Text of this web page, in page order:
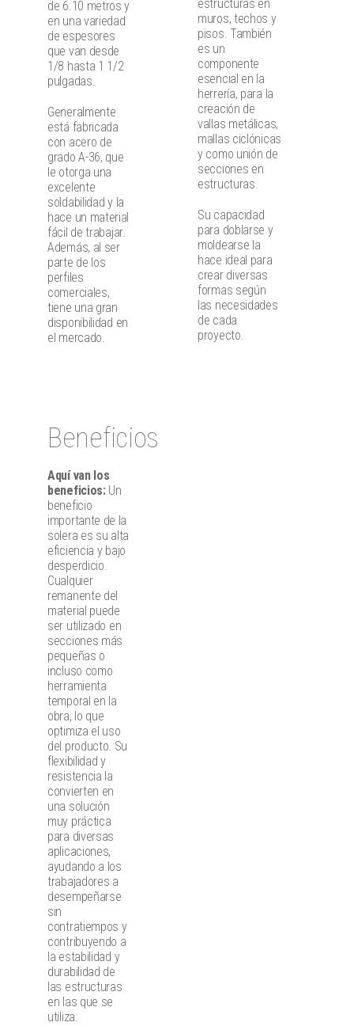
de 6.10 metros y
en una variedad
de espesores
que van desde
1/8 hasta 1 1/2
pulgadas.
Generalmente
está fabricada
con acero de
grado A-36, que
le otorga una
excelente
soldabilidad y la
hace un material
fácil de trabajar.
Además, al ser
parte de los
perfiles
comerciales,
tiene una gran
disponibilidad en
el mercado.
estructuras en
muros, techos y
pisos. También
es un
componente
esencial en la
herrería, para la
creación de
vallas metálicas,
mallas ciclónicas
y como unión de
secciones en
estructuras.
Su capacidad
para doblarse y
moldearse la
hace ideal para
crear diversas
formas según
las necesidades
de cada
proyecto.
Beneficios
Aquí van los
beneficios: Un
beneficio
importante de la
solera es su alta
eficiencia y bajo
desperdicio.
Cualquier
remanente del
material puede
ser utilizado en
secciones más
pequeñas o
incluso como
herramienta
temporal en la
obra, lo que
optimiza el uso
del producto. Su
flexibilidad y
resistencia la
convierten en
una solución
muy práctica
para diversas
aplicaciones,
ayudando a los
trabajadores a
desempeñarse
sin
contratiempos y
contribuyendo a
la estabilidad y
durabilidad de
las estructuras
en las que se
utiliza.